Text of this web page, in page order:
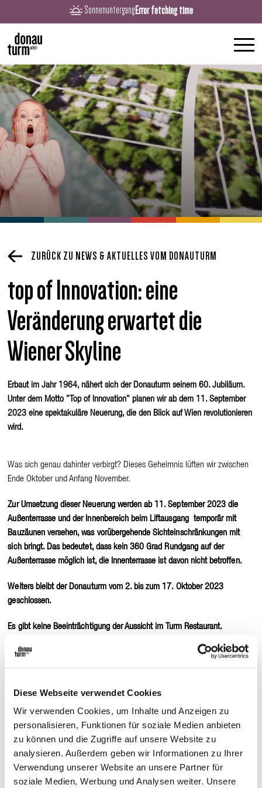
Diese Webseite verwendet Cookies
Wir verwenden Cookies, um Inhalte und Anzeigen zu
personalisieren, Funktionen für soziale Medien anbieten
zu können und die Zugriffe auf unsere Website zu
analysieren. Außerdem geben wir Informationen zu Ihrer
Verwendung unserer Website an unsere Partner für
soziale Medien, Werbung und Analysen weiter. Unsere
SonnenuntergangError fetching time
ZURÜCK ZU NEWS & AKTUELLES VOM DONAUTURM
top of Innovation: eine
Veränderung erwartet die
Wiener Skyline
Erbaut im Jahr 1964, nähert sich der Donauturm seinem 60. Jubiläum.
Unter dem Motto "Top of Innovation" planen wir ab dem 11. September
2023 eine spektakuläre Neuerung, die den Blick auf Wien revolutionieren
wird.
Was sich genau dahinter verbirgt? Dieses Geheimnis lüften wir zwischen
Ende Oktober und Anfang November.
Zur Umsetzung dieser Neuerung werden ab 11. September 2023 die
Außenterrasse und der Innenbereich beim Liftausgang temporär mit
Bauzäunen versehen, was vorübergehende Sichteinschränkungen mit
sich bringt. Das bedeutet, dass kein 360 Grad Rundgang auf der
Außenterrasse möglich ist, die Innenterrasse ist davon nicht betroffen.
Weiters bleibt der Donauturm vom 2. bis zum 17. Oktober 2023
geschlossen.
Es gibt keine Beeinträchtigung der Aussicht im Turm Restaurant.
Preisnachlass von 30%
Standard-Einzeltickets und Lifttickets beim Kauf vor Ort – ausgenommen
hiervon sind Kombitickets, Jahrestickets, Top of Turm-Kulinarik sowie
sämtliche Gastroangebote. Dieser Rabatt kann auch
INNOVATION2023